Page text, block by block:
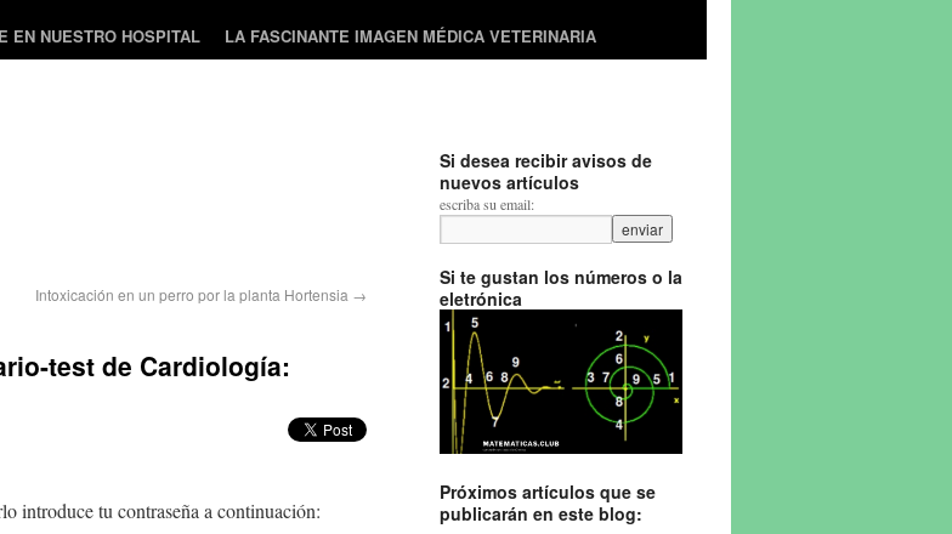
EN NUESTRO HOSPITAL LA FASCINANTE IMAGEN MÉDICA VETERINARIA
Intoxicación en un perro por la planta Hortensia →
test de Cardiología:
introduce tu contraseña a continuación:
Si desea recibir avisos de
nuevos artículos
escriba su email:
Si te gustan los números o la
eletrónica
Próximos artículos que se
publicarán en este blog: